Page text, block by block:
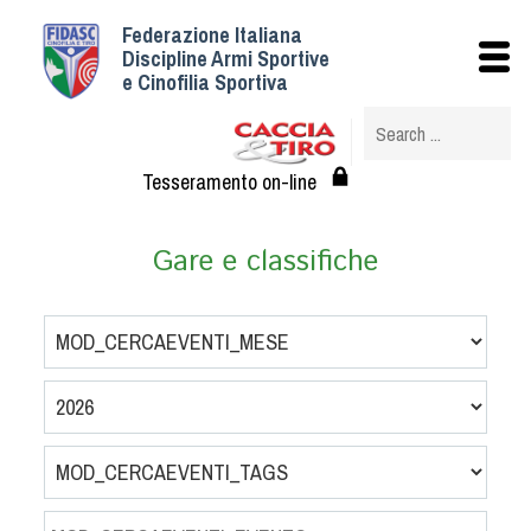
Federazione Italiana
Discipline Armi Sportive
e Cinofilia Sportiva
Tesseramento on-line
Gare e classifiche
Istituzionale
Struttura
Albo Veterinari federali
Tesseramento e Affiliazioni
Circolari
Federazione Trasparente
Convenzioni
Società
Tesserati